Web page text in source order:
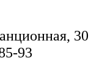
30
93